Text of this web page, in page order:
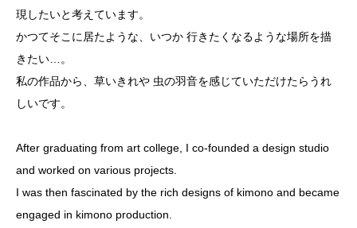
現したいと考えています。
かつてそこに居たような、いつか 行きたくなるような場所を描
きたい…。
私の作品から、草いきれや 虫の羽音を感じていただけたらうれ
しいです。
After graduating from art college, I co-founded a design studio
and worked on various projects.
I was then fascinated by the rich designs of kimono and became
engaged in kimono production.